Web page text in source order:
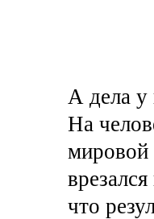
А дела у
На
мировой
что